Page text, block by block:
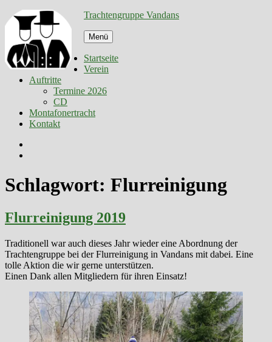
Zum
Inhalt
springen
Trachtengruppe Vandans
Menü
Startseite
Verein
Auftritte
Termine 2026
CD
Montafonertracht
Kontakt
Schlagwort: Flurreinigung
Flurreinigung 2019
Traditionell war auch dieses Jahr wieder eine Abordnung der
Trachtengruppe bei der Flurreinigung in Vandans mit dabei. Eine
tolle Aktion die wir gerne unterstützen.
Einen Dank allen Mitgliedern für ihren Einsatz!